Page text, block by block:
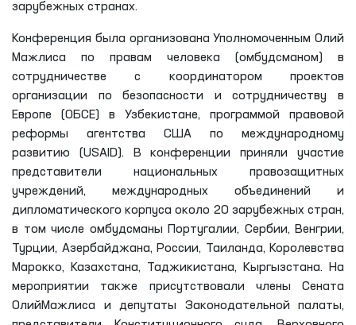
Основной целью проведения мероприятия,
посвященного 28-летию Омбудсмана, является обмен
опытом с Омбудсменами зарубежных стран,
национальных учреждений, компетентных
государственных органов и международных
организаций в обеспечении прав и свобод человека,
укрепление сотрудничества в области защиты
интересов наших соотечественников, трудящихся в
зарубежных странах.
Конференция была организована Уполномоченным Олий
Мажлиса по правам человека (омбудсманом) в
сотрудничестве с координатором проектов
организации по безопасности и сотрудничеству в